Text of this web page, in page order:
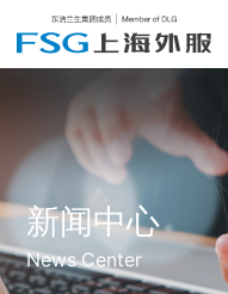
新闻中心
News Center